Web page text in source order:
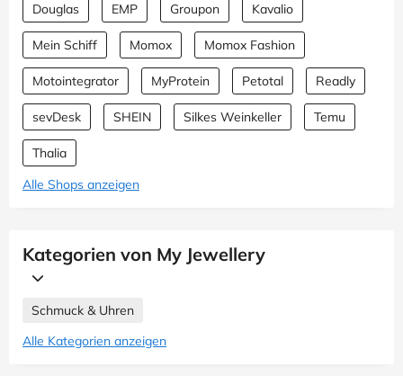
Douglas EMP Groupon Kavalio
Mein Schiff Momox Momox Fashion
Motointegrator MyProtein Petotal Readly
sevDesk SHEIN Silkes Weinkeller Temu
Thalia
Alle Shops anzeigen
Kategorien von My Jewellery
Schmuck & Uhren
Alle Kategorien anzeigen